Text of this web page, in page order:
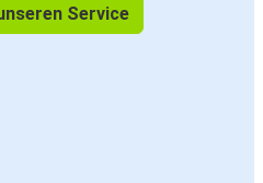
Service